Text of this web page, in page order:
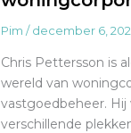
Pim/december 6,
Chris Pettersson is
wereld van
vastgoedbeheer. Hij
verschillende